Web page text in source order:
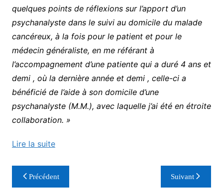
quelques points de réflexions sur l’apport d’un
psychanalyste dans le suivi au domicile du malade
cancéreux, à la fois pour le patient et pour le
médecin généraliste, en me référant à
l’accompagnement d’une patiente qui a duré 4 ans et
demi , où la dernière année et demi , celle-ci a
bénéficié de l’aide à son domicile d’une
psychanalyste (M.M.), avec laquelle j’ai été en étroite
collaboration. »
Lire la suite
Navigation
de
Précédent Suivant